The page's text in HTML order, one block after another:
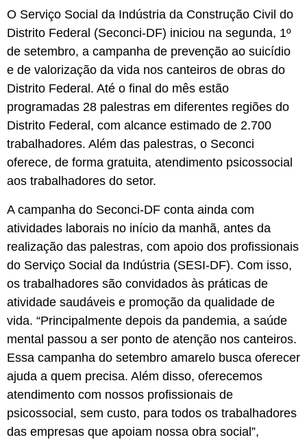
O Serviço Social da Indústria da Construção Civil do
Distrito Federal (Seconci-DF) iniciou na segunda, 1º
de setembro, a campanha de prevenção ao suicídio
e de valorização da vida nos canteiros de obras do
Distrito Federal. Até o final do mês estão
programadas 28 palestras em diferentes regiões do
Distrito Federal, com alcance estimado de 2.700
trabalhadores. Além das palestras, o Seconci
oferece, de forma gratuita, atendimento psicossocial
aos trabalhadores do setor.
A campanha do Seconci-DF conta ainda com
atividades laborais no início da manhã, antes da
realização das palestras, com apoio dos profissionais
do Serviço Social da Indústria (SESI-DF). Com isso,
os trabalhadores são convidados às práticas de
atividade saudáveis e promoção da qualidade de
vida. “Principalmente depois da pandemia, a saúde
mental passou a ser ponto de atenção nos canteiros.
Essa campanha do setembro amarelo busca oferecer
ajuda a quem precisa. Além disso, oferecemos
atendimento com nossos profissionais de
psicossocial, sem custo, para todos os trabalhadores
das empresas que apoiam nossa obra social”,